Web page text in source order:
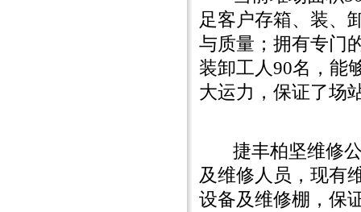
足客户存箱、装、
与质量；拥有专门
装卸工人90名，能
大运力，保证了场
捷丰柏坚维修公
及维修人员，现有
设备及维修棚，保